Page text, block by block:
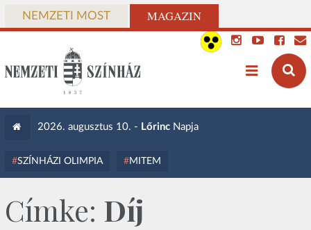
NEMZETI MOST MAGAZIN
2026. augusztus 10. - LőrincNapja
SZÍNHÁZI OLIMPIA MITEM
Címke: Díj